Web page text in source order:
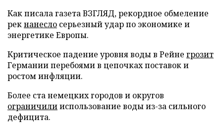
Как писала газета ВЗГЛЯД, рекордное обмеление
рекнанесло серьезный удар по экономике и
энергетике Европы.
Критическое падение уровня воды в Рейне грозит
Германии перебоями в цепочках поставок и
ростом инфляции.
Более ста немецких городов и округов
ограничилииспользование воды из-за сильного
дефицита.